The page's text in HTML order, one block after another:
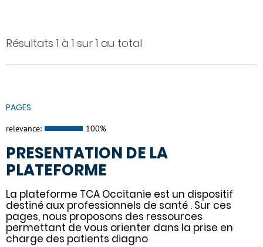
Résultats 1 à 1 sur 1 au total
PAGES
relevance: 100%
PRESENTATION DE LA
PLATEFORME
La plateforme TCA Occitanie est un dispositif
destiné aux professionnels de santé . Sur ces
pages, nous proposons des ressources
permettant de vous orienter dans la prise en
charge des patients diagno